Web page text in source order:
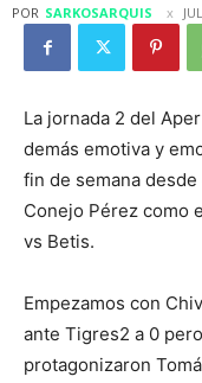
POR SARKOSARQUIS
La jornada 2 del
demás emotiva y
fin de semana
Conejo Pérez como
vs Betis.
Empezamos con
ante Tigres2 a 0
protagonizaron